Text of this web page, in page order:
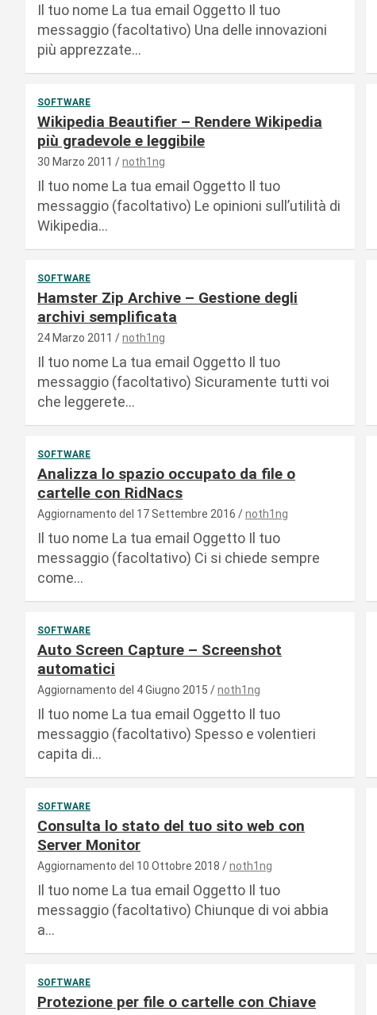
Il tuo nome La tua email Oggetto Il tuo
messaggio (facoltativo) Una delle innovazioni
più apprezzate…
SOFTWARE
Wikipedia Beautifier – Rendere Wikipedia
più gradevole e leggibile
30 Marzo 2011 noth1ng
Il tuo nome La tua email Oggetto Il tuo
messaggio (facoltativo) Le opinioni sull’utilità di
Wikipedia…
SOFTWARE
Hamster Zip Archive – Gestione degli
archivi semplificata
24 Marzo 2011 noth1ng
Il tuo nome La tua email Oggetto Il tuo
messaggio (facoltativo) Sicuramente tutti voi
che leggerete…
SOFTWARE
Analizza lo spazio occupato da file o
cartelle con RidNacs
Aggiornamento del 17 Settembre 2016 noth1ng
Il tuo nome La tua email Oggetto Il tuo
messaggio (facoltativo) Ci si chiede sempre
come…
SOFTWARE
Auto Screen Capture – Screenshot
automatici
Aggiornamento del 4 Giugno 2015 noth1ng
Il tuo nome La tua email Oggetto Il tuo
messaggio (facoltativo) Spesso e volentieri
capita di…
SOFTWARE
Consulta lo stato del tuo sito web con
Server Monitor
Aggiornamento del 10 Ottobre 2018 noth1ng
Il tuo nome La tua email Oggetto Il tuo
messaggio (facoltativo) Chiunque di voi abbia
a…
SOFTWARE
Protezione per file o cartelle con Chiave